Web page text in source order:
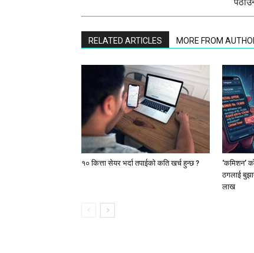
RELATED ARTICLES MORE FROM
१० कित्ता सेयर भर्दा तपाईको कति खर्च हुन्छ ?
‘कमिशन’
ठगलाई
लाख